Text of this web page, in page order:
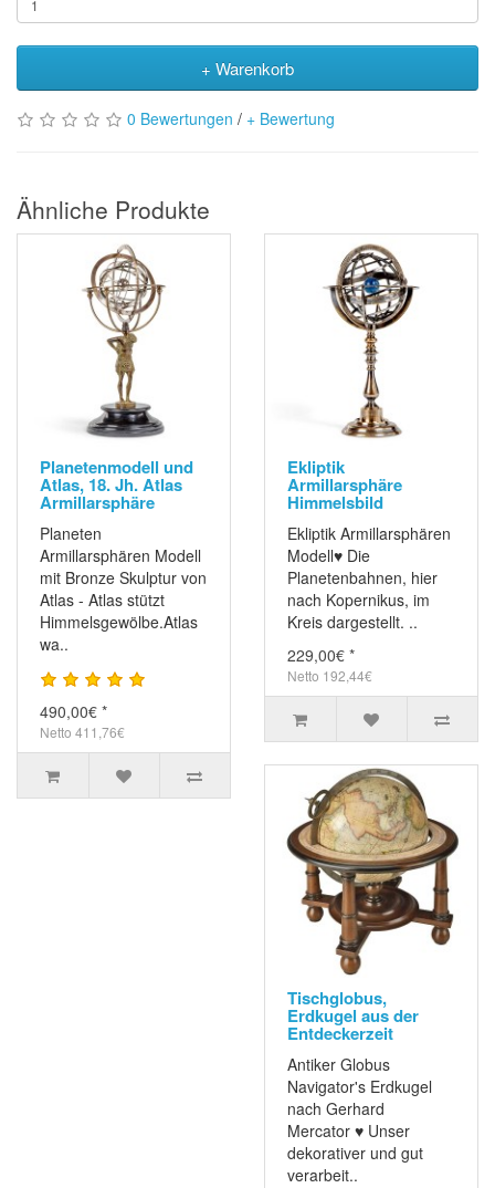
+ Warenkorb
0 Bewertungen / + Bewertung
Ähnliche Produkte
Planetenmodell und
Atlas, 18. Jh. Atlas
Armillarsphäre
Planeten
Armillarsphären Modell
mit Bronze Skulptur von
Atlas - Atlas stützt
Himmelsgewölbe.Atlas
wa..
490,00€ *
Netto 411,76€
Ekliptik
Armillarsphäre
Himmelsbild
Ekliptik Armillarsphären
Modell♥ Die
Planetenbahnen, hier
nach Kopernikus, im
Kreis dargestellt. ..
229,00€ *
Netto 192,44€
Tischglobus,
Erdkugel aus der
Entdeckerzeit
Antiker Globus
Navigator's Erdkugel
nach Gerhard
Mercator ♥ Unser
dekorativer und gut
verarbeit..